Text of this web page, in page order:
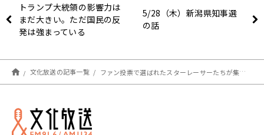
トランプ大統領の影響力は
まだ大きい。ただ国民の反
発は強まっている
5/28（木）新潟県知事選
の話
文化放送の記事一覧 ファン投票で選ばれたスターレーサーたちが集結！ ゲストに元プロサッカー選手のハーフナー・マイクを迎え『ボートレースライブ SG第53回ボートレースオールスター優勝戦 実況中継』 5/31（日）全国ネットでオンエア